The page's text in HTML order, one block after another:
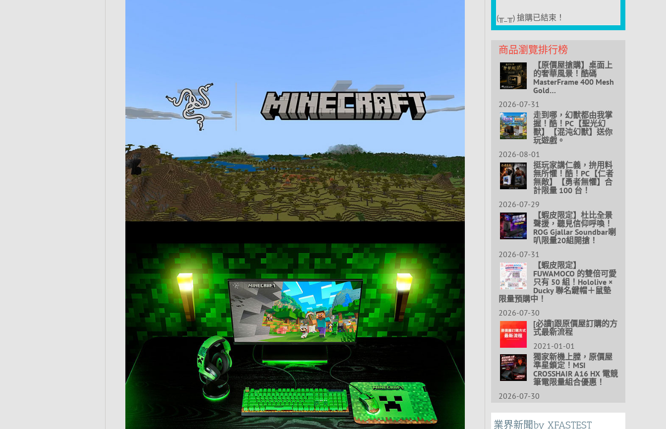
(╥_╥) 搶購已結束！
商品瀏覽排行榜
【原價屋搶購】桌面上
的奢華風景！酷碼
MasterFrame 400 Mesh
Gold…
2026-07-31
走到哪，幻獸都由我掌
握！酷！PC【聖光幻
獸】【混沌幻獸】送你
玩遊戲。
2026-08-01
挺玩家講仁義，拚用料
無所懼！酷！PC【仁者
無敵】【勇者無懼】合
計限量 100 台！
2026-07-29
【蝦皮限定】杜比全景
聲援，聽見信仰呼喚！
ROG Gjallar Soundbar喇
叭限量20組開搶！
2026-07-31
【蝦皮限定】
FUWAMOCO 的雙倍可愛
只有 50 組！Hololive ×
Ducky 聯名鍵帽＋鼠墊
限量預購中！
2026-07-30
[必讀]跟原價屋訂購的方
式最新流程
2021-01-01
獨家新機上膛，原價屋
準星鎖定！MSI
CROSSHAIR A16 HX 電競
筆電限量組合優惠！
2026-07-30
業界新聞by XFASTEST